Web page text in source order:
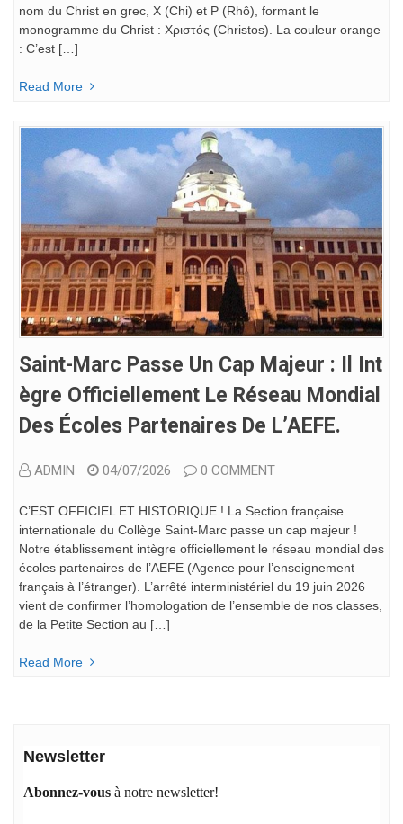
nom du Christ en grec, Χ (Chi) et Ρ (Rhô), formant le
monogramme du Christ : Χριστός (Christos). La couleur orange
: C’est […]
Read More
Saint-Marc Passe Un Cap Majeur : Il Int
Ègre Officiellement Le Réseau Mondial
Des Écoles Partenaires De L’AEFE.
ADMIN 04/07/2026 0 COMMENT
C’EST OFFICIEL ET HISTORIQUE ! La Section française
internationale du Collège Saint-Marc passe un cap majeur !
Notre établissement intègre officiellement le réseau mondial des
écoles partenaires de l’AEFE (Agence pour l’enseignement
français à l’étranger). L’arrêté interministériel du 19 juin 2026
vient de confirmer l’homologation de l’ensemble de nos classes,
de la Petite Section au […]
Read More
Newsletter
Abonnez-vous à notre newsletter!